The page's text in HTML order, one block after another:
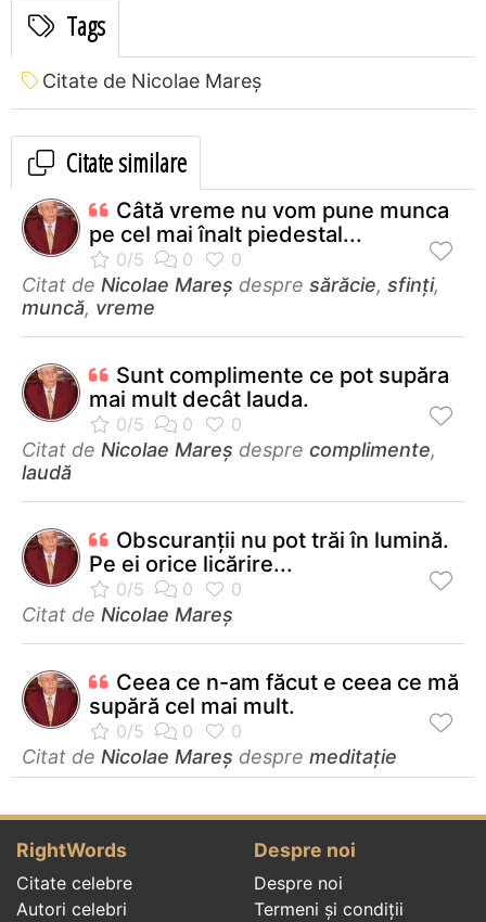
Tags
Citate de Nicolae Mareș
Citate similare
Câtă vreme nu vom pune munca
pe cel mai înalt piedestal...
Citat de Nicolae Mareș despre sărăcie, sfinți,
muncă, vreme
Sunt complimente ce pot supăra
mai mult decât lauda.
Citat de Nicolae Mareș despre complimente,
laudă
Obscuranţii nu pot trăi în lumină.
Pe ei orice licărire...
Citat de Nicolae Mareș
Ceea ce n-am făcut e ceea ce mă
supără cel mai mult.
Citat de Nicolae Mareș despre meditație
RightWords
Citate celebre
Autori celebri
Despre noi
Despre noi
Termeni și condiții